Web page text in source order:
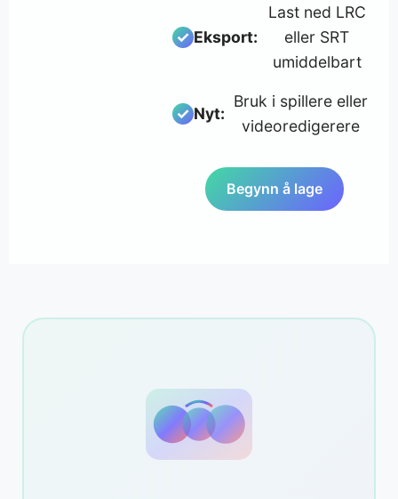
Eksport:
Last ned LRC
eller SRT
umiddelbart
Nyt:
Bruk i spillere eller
videoredigerere
Begynn å lage